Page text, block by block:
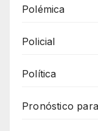
Polémica
Policial
Política
Pronóstico